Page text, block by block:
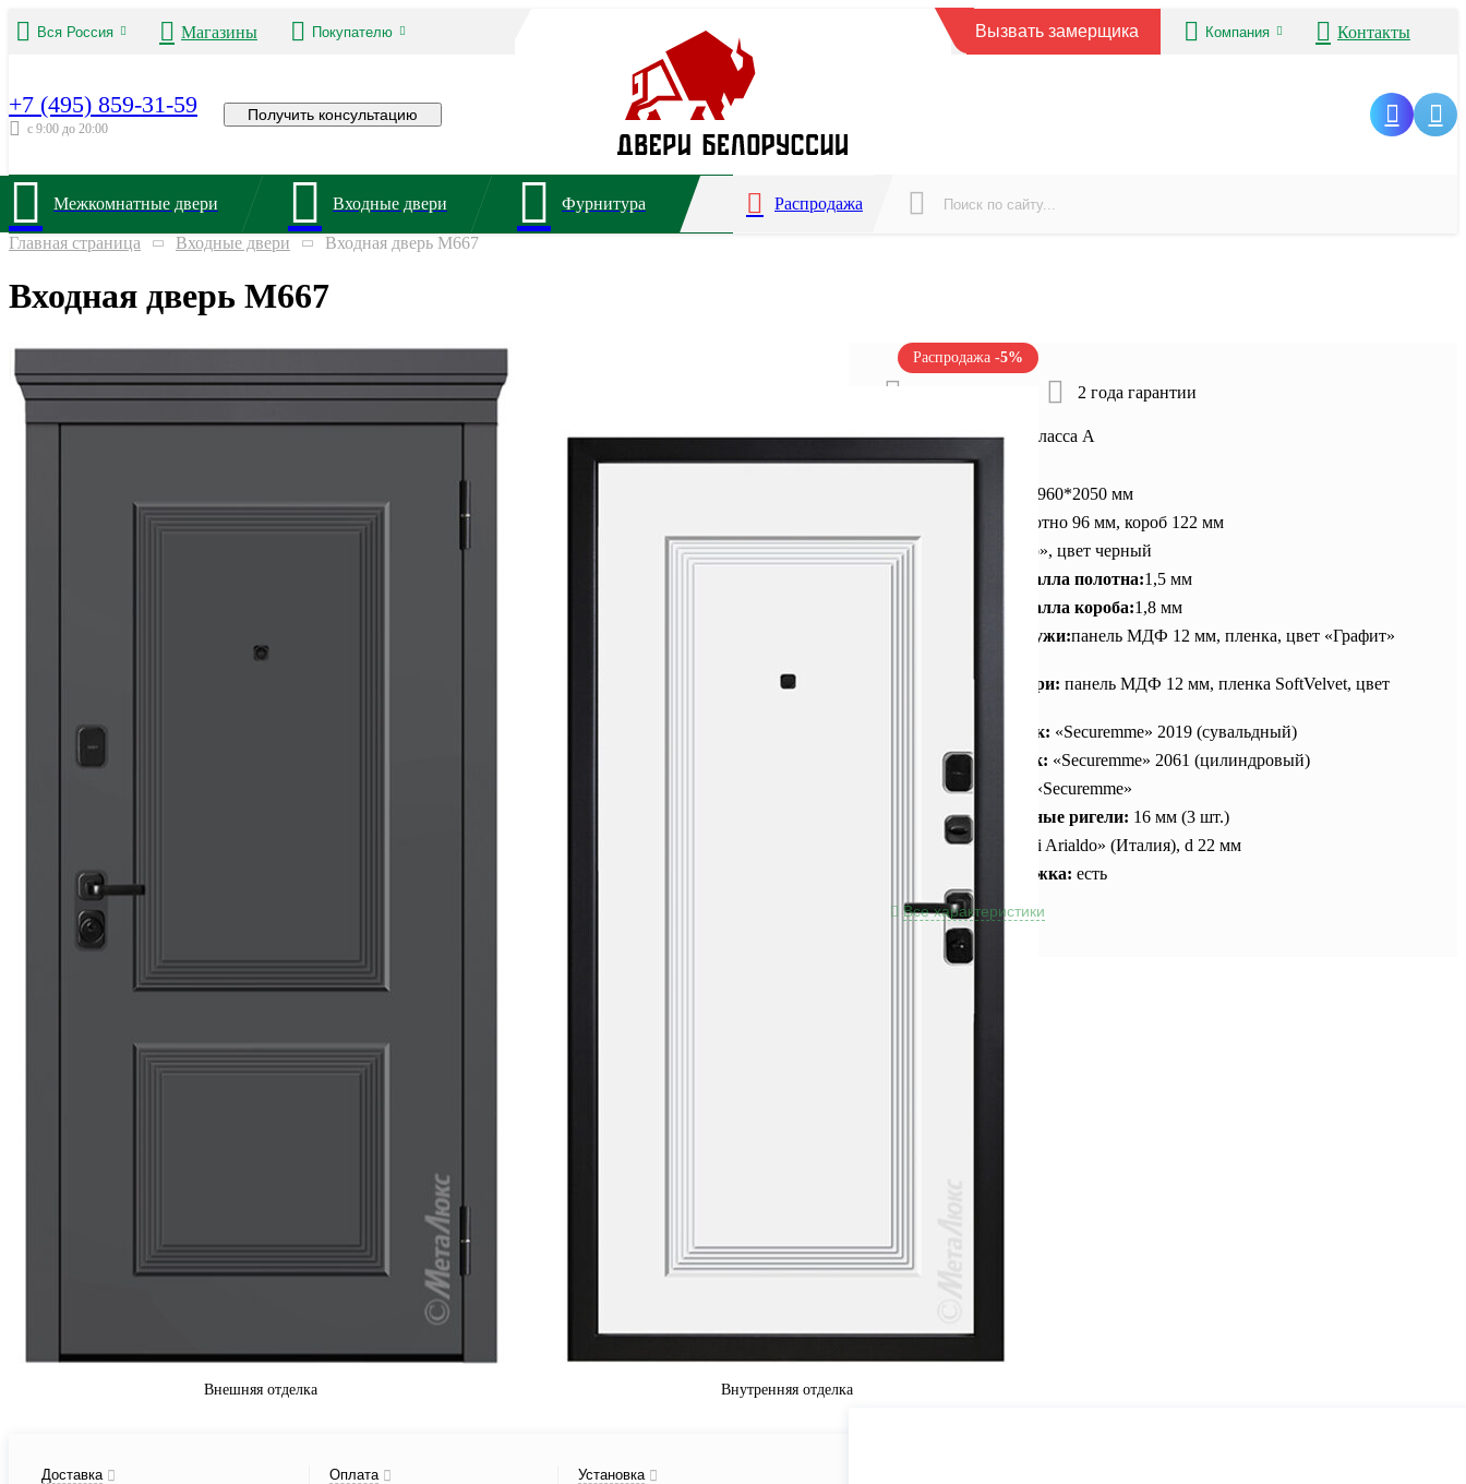
Вся Россия Магазины Покупателю Вызвать замерщика Компания Контакты
+7 (495) 859-31-59
с 9:00 до 20:00
Получить консультацию
Межкомнатные двери Входные двери Фурнитура Распродажа
Главная страница Входные двери Входная дверь М667
Входная дверь М667
Внешняя отделка
Распродажа -5%
Внутренняя отделка
Доставка Оплата Установка
2 года гарантии
Звукоизоляция класса А
870, 960*2050 мм
полотно 96 мм, короб 122 мм
«Муар», цвет черный
Толщина металла полотна:1,5 мм
Толщина металла короба:1,8 мм
Отделка снаружи:панель МДФ 12 мм, пленка, цвет «Графит»
Отделка внутри:панель МДФ 12 мм, пленка SoftVelvet, цвет
Верхний замок: «Securemme» 2019 (сувальдный)
Нижний замок: «Securemme» 2061 (цилиндровый)
Цилиндр:
K2 «Securemme»
Противосъемные ригели: 16 мм (3 шт.)
Петли:
«Combi Arialdo» (Италия), d 22 мм
Ночная задвижка:есть
Все характеристики